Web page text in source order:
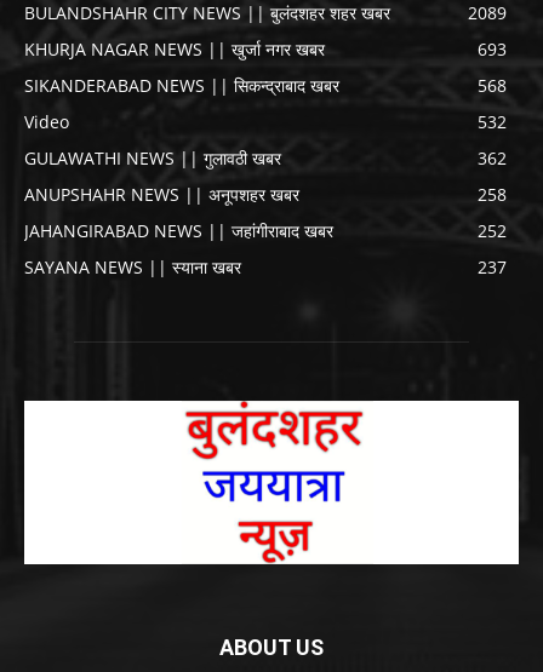
BULANDSHAHR CITY NEWS || बुलंदशहर शहर खबर
2089
KHURJA NAGAR NEWS || खुर्जा नगर खबर
693
SIKANDERABAD NEWS || सिकन्द्राबाद खबर
568
Video
532
GULAWATHI NEWS || गुलावठी खबर
362
ANUPSHAHR NEWS || अनूपशहर खबर
258
JAHANGIRABAD NEWS || जहांगीराबाद खबर
252
SAYANA NEWS || स्याना खबर
237
ABOUT US